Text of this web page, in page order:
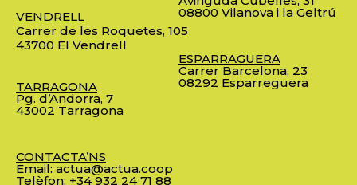
VENDRELL
Carrer de les Roquetes, 105
43700 El Vendrell
TARRAGONA
Pg. d’Andorra, 7
43002 Tarragona
CONTACTA’NS
Email: actua@actua.coop
Telèfon: +34 932 24 71 88
08800 Vilanova i la Geltrú
ESPARRAGUERA
Carrer Barcelona, 23
08292 Esparreguera